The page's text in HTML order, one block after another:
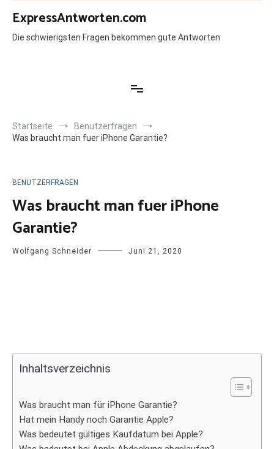
Zum
Inhalt
springen
ExpressAntworten.com
Die schwierigsten Fragen bekommen gute Antworten
Startseite
Benutzerfragen
Was braucht man fuer iPhone Garantie?
BENUTZERFRAGEN
Was braucht man fuer iPhone
Garantie?
Wolfgang Schneider Juni 21, 2020
Inhaltsverzeichnis
Was braucht man für iPhone Garantie?
Hat mein Handy noch Garantie Apple?
Was bedeutet gültiges Kaufdatum bei Apple?